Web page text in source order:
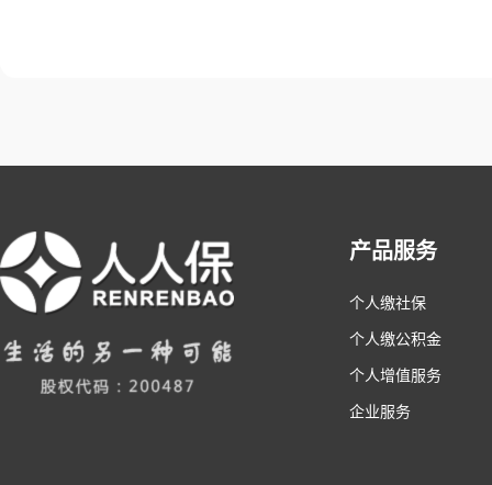
产品服务
个人缴社保
个人缴公积金
个人增值服务
企业服务